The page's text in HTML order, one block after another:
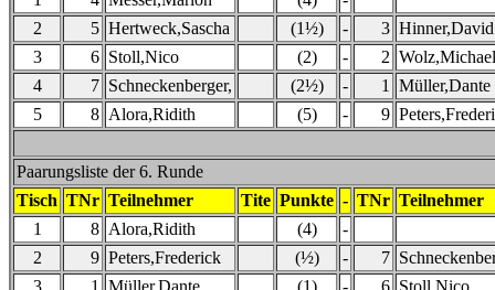
2
5 Hertweck,Sascha (1½) - 3 Hinner,David
3
6 Stoll,Nico (2) - 2 Wolz,Michael
4
7 Schneckenberger, (2½) - 1
Müller,Dante
5
8 Alora,Ridith (5) - 9
Paarungsliste der 6. Runde
Tisch TNr Teilnehmer Tite Punkte - TNr Teilnehmer
1
8 Alora,Ridith (4)
-
2
9 Peters,Frederick (½) - 7
3
1 Müller,Dante (1) - 6 Stoll,Nico